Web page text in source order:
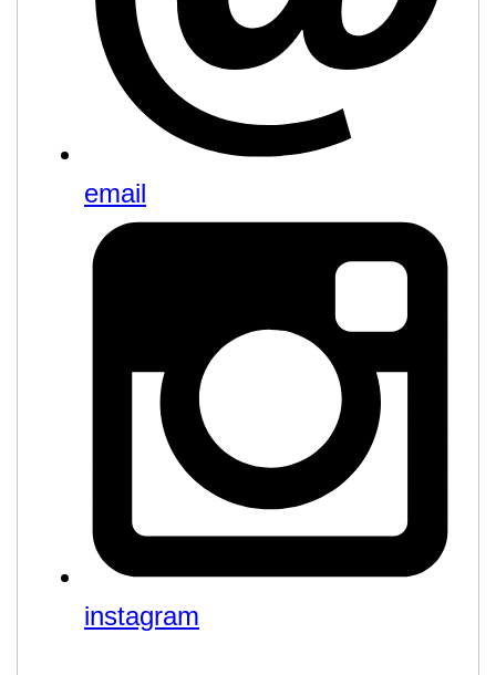
email
instagram